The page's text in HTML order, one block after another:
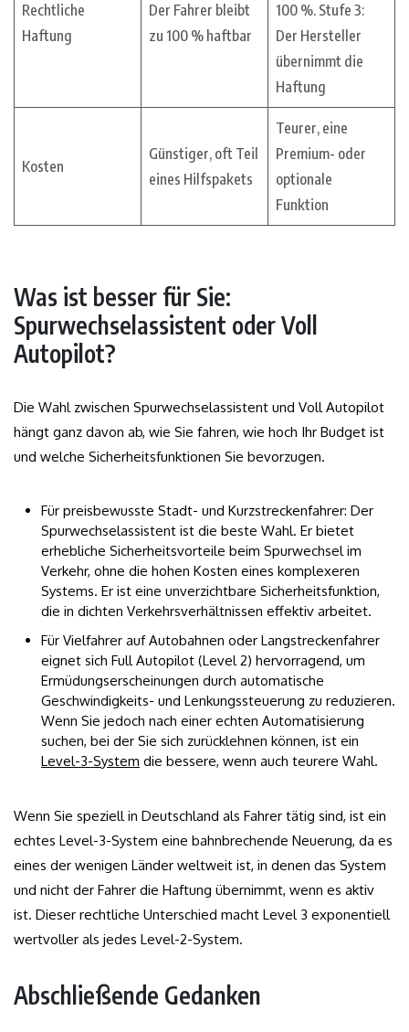
Rechtliche
Haftung
Der Fahrer bleibt
zu 100 % haftbar
100 %. Stufe 3:
Der Hersteller
übernimmt die
Haftung
Kosten
Günstiger, oft Teil
eines Hilfspakets
Teurer, eine
Premium- oder
optionale
Funktion
Was ist besser für Sie:
Spurwechselassistent oder Voll
Autopilot?
Die Wahl zwischen Spurwechselassistent und Voll Autopilot
hängt ganz davon ab, wie Sie fahren, wie hoch Ihr Budget ist
und welche Sicherheitsfunktionen Sie bevorzugen.
Für preisbewusste Stadt- und Kurzstreckenfahrer: Der
Spurwechselassistent ist die beste Wahl. Er bietet
erhebliche Sicherheitsvorteile beim Spurwechsel im
Verkehr, ohne die hohen Kosten eines komplexeren
Systems. Er ist eine unverzichtbare Sicherheitsfunktion,
die in dichten Verkehrsverhältnissen effektiv arbeitet.
Für Vielfahrer auf Autobahnen oder Langstreckenfahrer
eignet sich Full Autopilot (Level 2) hervorragend, um
Ermüdungserscheinungen durch automatische
Geschwindigkeits- und Lenkungssteuerung zu reduzieren.
Wenn Sie jedoch nach einer echten Automatisierung
suchen, bei der Sie sich zurücklehnen können, ist ein
Level-3-System die bessere, wenn auch teurere Wahl.
Wenn Sie speziell in Deutschland als Fahrer tätig sind, ist ein
echtes Level-3-System eine bahnbrechende Neuerung, da es
eines der wenigen Länder weltweit ist, in denen das System
und nicht der Fahrer die Haftung übernimmt, wenn es aktiv
ist. Dieser rechtliche Unterschied macht Level 3 exponentiell
wertvoller als jedes Level-2-System.
Abschließende Gedanken